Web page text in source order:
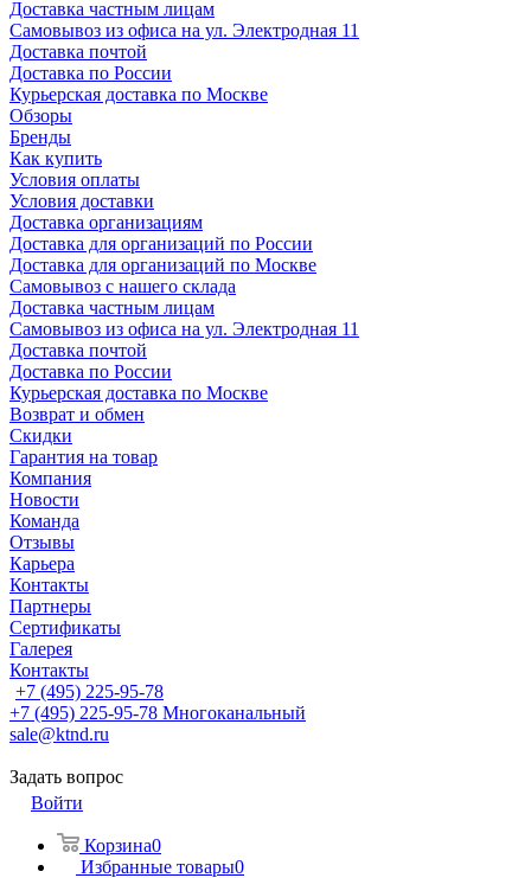
Доставка частным лицам
Самовывоз из офиса на ул. Электродная 11
Доставка почтой
Доставка по России
Курьерская доставка по Москве
Обзоры
Бренды
Как купить
Условия оплаты
Условия доставки
Доставка организациям
Доставка для организаций по России
Доставка для организаций по Москве
Самовывоз с нашего склада
Доставка частным лицам
Самовывоз из офиса на ул. Электродная 11
Доставка почтой
Доставка по России
Курьерская доставка по Москве
Возврат и обмен
Скидки
Гарантия на товар
Компания
Новости
Команда
Отзывы
Карьера
Контакты
Партнеры
Сертификаты
Галерея
Контакты
+7 (495) 225-95-78
+7 (495) 225-95-78 Многоканальный
sale@ktnd.ru
Задать вопрос
Войти
Корзина0
Избранные товары0